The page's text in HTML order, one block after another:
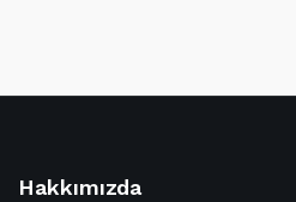
Hakkımızda